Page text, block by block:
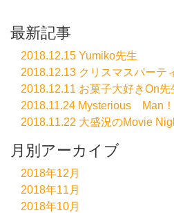
最新記事
2018.12.15 Yumiko先生
2018.12.13 クリスマスパーテ
2018.12.11 お菓子大好きOn先
2018.11.24 Mysterious Man
2018.11.22 大盛況のMovie
月別アーカイブ
2018年12月
2018年11月
2018年10月